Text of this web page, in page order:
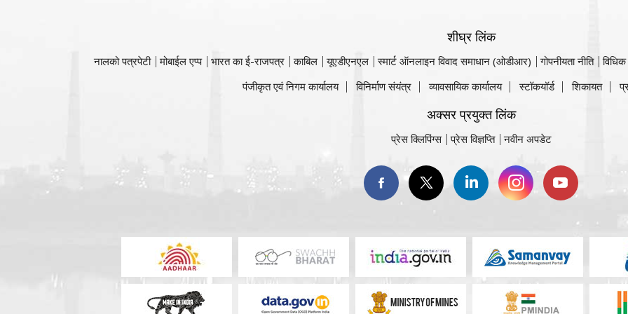
शीघ्र लिंक
नालको पत्रपेटी मोबाईल एप्प भारत का ई-राजपत्र काबिल यूएडीएनएल स्मार्ट ऑनलाइन विवाद समाधान (ओडीआर) गोपनीयता नीति
पंजीकृत एवं निगम कार्यालय
विनिर्माण संयंत्र व्यावसायिक कार्यालय स्टॉकयॉर्ड शिकायत
अक्सर प्रयुक्त लिंक
प्रेस क्लिपिंग्स प्रेस विज्ञप्ति नवीन अपडेट